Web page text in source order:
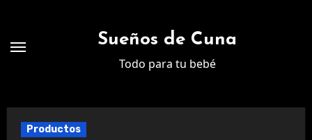
contenido
Sueños de Cuna
Todo para tu bebé
Productos